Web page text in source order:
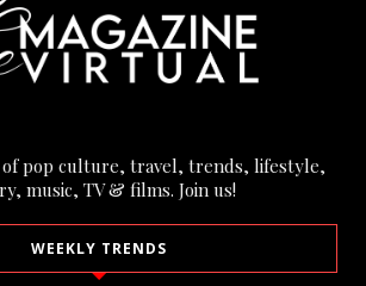
of pop culture, travel, trends, lifestyle,
music, TV & films. Join us!
WEEKLY TRENDS